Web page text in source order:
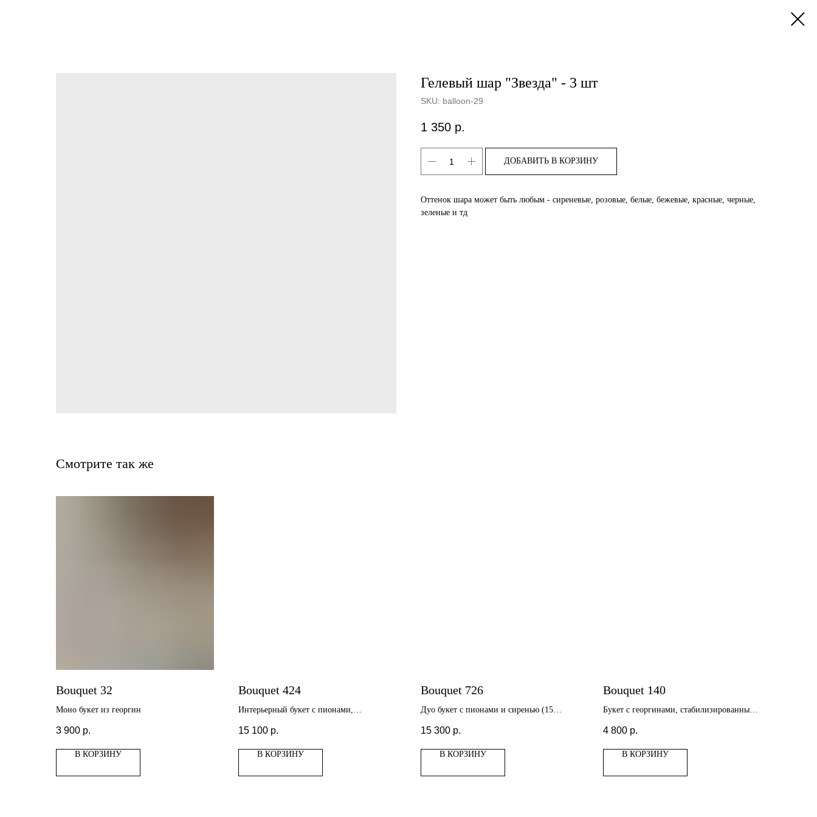
Гелевый шар "Звезда" - 3 шт
SKU: balloon-29
1 350 р.
ДОБАВИТЬ В КОРЗИНУ
Оттенок шара может быть любым - сиреневые, розовые, белые, бежевые, красные, черные,
зеленые и тд
Смотрите так же
Bouquet 32
Моно букет из георгин
3 900 р.
В КОРЗИНУ
Bouquet 424
Интерьерный букет с пионами,
15 100 р.
В КОРЗИНУ
Bouquet 726
Дуо букет с пионами и сиренью (15
15 300 р.
В КОРЗИНУ
Bouquet 140
Букет с георгинами, стабилизированными
4 800 р.
В КОРЗИНУ